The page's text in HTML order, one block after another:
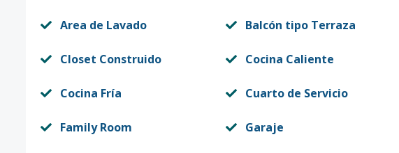
Area de Lavado Balcón tipo Terraza
Closet Construido Cocina Caliente
Cocina Fría Cuarto de Servicio
Family Room Garaje